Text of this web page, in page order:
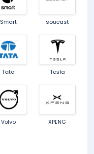
Smart soueast
Tata Tesla
Volvo XPENG